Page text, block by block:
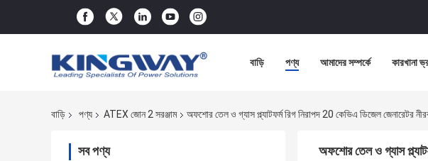
বাড়ি পণ্য আমাদের সম্পর্কে কারখানা
বাড়ি পণ্য ATEX জোন 2 সরঞ্জাম অফশোর তেল ও গ্যাস প্ল্যাটফর্ম রিগ নিরাপদ 20 কেভিএ ডিজেল জেনারেটর
সব পণ্য অফশোর তেল ও গ্যাস